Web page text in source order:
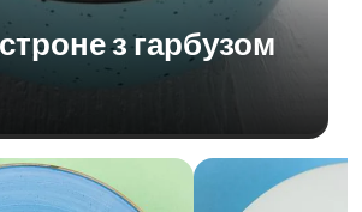
з гарбузом